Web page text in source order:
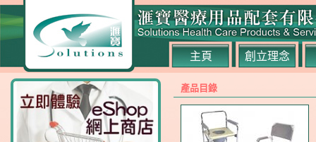
主頁 創立理念
產品目錄